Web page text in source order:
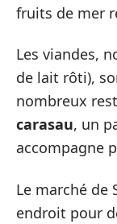
fruits de mer
Les viandes,
de lait rôti),
nombreux
carasau, un
accompagne
Le marché de
endroit pour